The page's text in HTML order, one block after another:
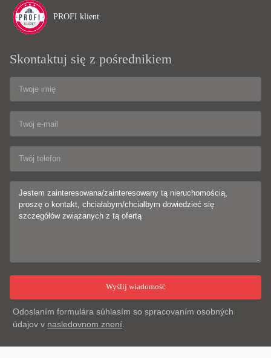
PROFI klient
Skontaktuj się z pośrednikiem
Odoslaním formulára súhlasím so spracovaním osobných
údajov v nasledovnom znení